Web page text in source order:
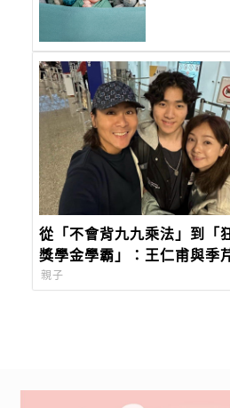
從「不會背九九乘法」到「
獎學金學霸」：王仁甫與季
到最難的事：讓孩子長成自
親子